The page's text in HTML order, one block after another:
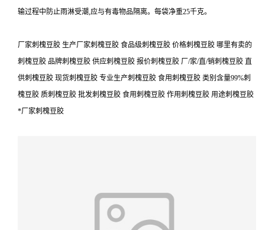
输过程中防止雨淋受潮,应与有毒物品隔离。每袋净重25千克。
厂家刺槐豆胶 生产厂家刺槐豆胶 食品级刺槐豆胶 价格刺槐豆胶 哪里有卖的
刺槐豆胶 品牌刺槐豆胶 供应刺槐豆胶 报价刺槐豆胶 厂/家/直/销刺槐豆胶 直
供刺槐豆胶 现货刺槐豆胶 专业生产刺槐豆胶 食用刺槐豆胶 类别含量99%刺
槐豆胶 质刺槐豆胶 批发刺槐豆胶 食用刺槐豆胶 作用刺槐豆胶 用途刺槐豆胶
*厂家刺槐豆胶